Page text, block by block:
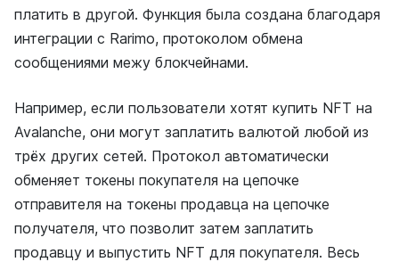
платить в другой. Функция была создана благодаря
интеграции с Rarimo, протоколом обмена
сообщениями межу блокчейнами.
Например, если пользователи хотят купить NFT на
Avalanche, они могут заплатить валютой любой из
трёх других сетей. Протокол автоматически
обменяет токены покупателя на цепочке
отправителя на токены продавца на цепочке
получателя, что позволит затем заплатить
продавцу и выпустить NFT для покупателя. Весь